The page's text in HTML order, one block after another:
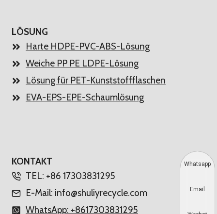
LÖSUNG
Harte HDPE-PVC-ABS-Lösung
Weiche PP PE LDPE-Lösung
Lösung für PET-Kunststoffflaschen
EVA-EPS-EPE-Schaumlösung
KONTAKT
TEL: +86 17303831295
E-Mail: info@shuliyrecycle.com
WhatsApp: +8617303831295
Whatsapp
Email